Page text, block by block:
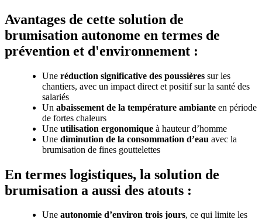
Avantages de cette solution de
brumisation autonome en termes de
prévention et d'environnement :
Une réduction significative des poussières sur les
chantiers, avec un impact direct et positif sur la santé des
salariés
Un abaissement de la température ambiante en période
de fortes chaleurs
Une utilisation ergonomique à hauteur d’homme
Une diminution de la consommation d’eau avec la
brumisation de fines gouttelettes
En termes logistiques, la solution de
brumisation a aussi des atouts :
Une autonomie d’environ trois jours, ce qui limite les